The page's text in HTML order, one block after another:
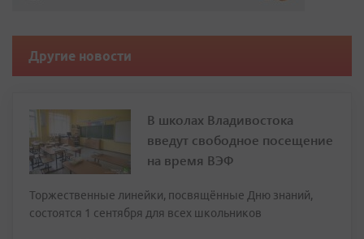
Другие новости
В школах Владивостока
введут свободное посещение
на время ВЭФ
Торжественные линейки, посвящённые Дню знаний,
состоятся 1 сентября для всех школьников